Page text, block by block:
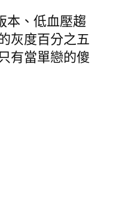
本、低血壓趨
灰度百分之五
有當單戀的傻